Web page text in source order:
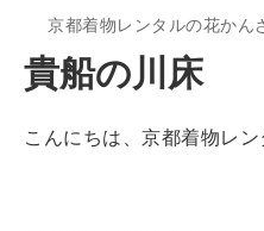
京都着物レンタルの花かん
貴船の川床
こんにちは、京都着物レ